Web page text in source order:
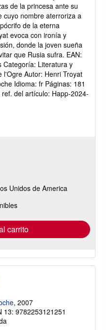
de la princesa ante su
cuyo nombre aterroriza a
de la eterna
evoca con ironía y
donde la joven sueña
que Rusia sufra. EAN:
Categoría: Literatura y
l'Ogre Autor: Henri Troyat
Idioma: fr Páginas: 181
ref. del artículo: Happ-2024-
Unidos de America
carrito
, 2007
13: 9782253121251